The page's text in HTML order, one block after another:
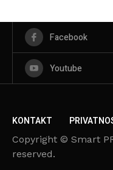
Facebook
Youtube
KONTAKT
Copyright © Smart
reserved.